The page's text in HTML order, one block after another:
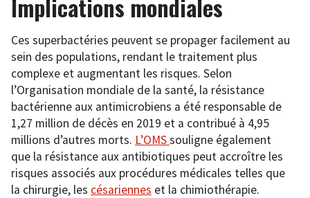
Implications mondiales
Ces superbactéries peuvent se propager facilement au
sein des populations, rendant le traitement plus
complexe et augmentant les risques. Selon
l’Organisation mondiale de la santé, la résistance
bactérienne aux antimicrobiens a été responsable de
1,27 million de décès en 2019 et a contribué à 4,95
millions d’autres morts. L’OMSsouligne également
que la résistance aux antibiotiques peut accroître les
risques associés aux procédures médicales telles que
la chirurgie, les césariennes et la chimiothérapie.